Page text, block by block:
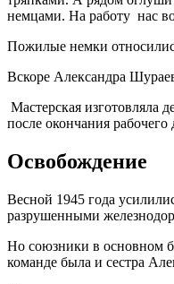
немцами. На работу нас
Пожилые немки
Вскоре Александра
Мастерская изготовляла
после окончания
Освобождение
Весной 1945 года
разрушенными
Но союзники в основном
команде была и сестра